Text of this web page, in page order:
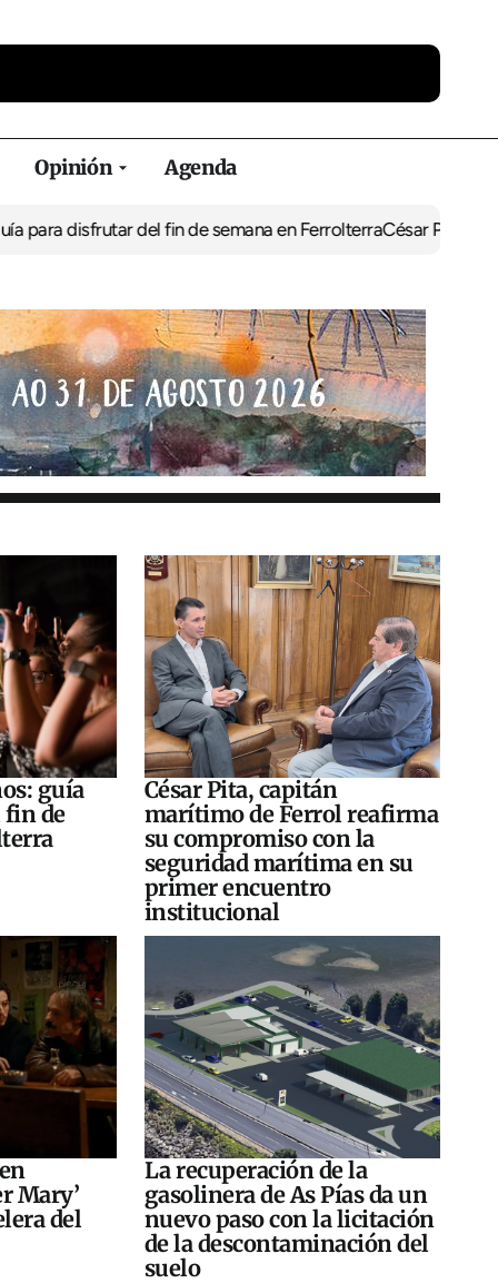
Opinión Agenda
del fin de semana en FerrolterraCésar Pita, capitán
guía
fin de
César Pita, capitán
marítimo de Ferrol reafirma
su compromiso con la
seguridad marítima en su
primer encuentro
institucional
Mary’
del
La recuperación de la
gasolinera de As Pías da un
nuevo paso con la licitación
de la descontaminación del
suelo